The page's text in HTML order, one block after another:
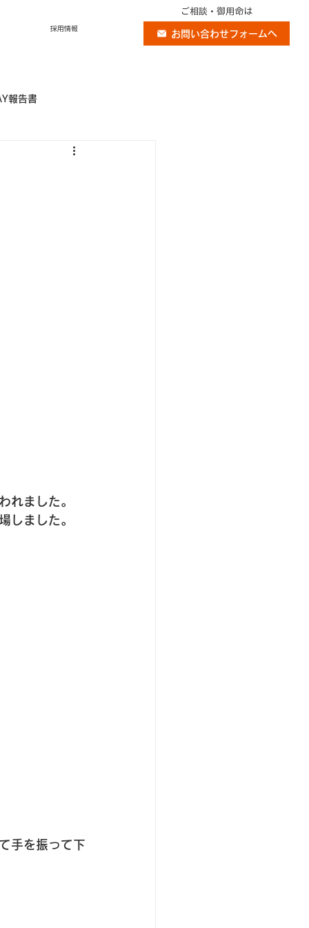
採用情報
ご相談・御用命は
お問い合わせフォームへ
報告書
れました。
しました。
手を振って下